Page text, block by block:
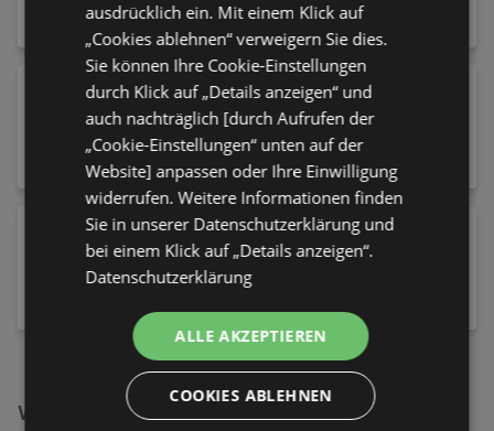
Hängeleuchte Manderline 45/150 cm
99,90 €
Gewürzmühle 6,2/15 cm
29,99 €
Weiterführende Links
ausdrücklich ein. Mit einem Klick auf
„Cookies ablehnen“ verweigern Sie dies.
Sie können Ihre Cookie-Einstellungen
durch Klick auf „Details anzeigen“ und
auch nachträglich [durch Aufrufen der
„Cookie-Einstellungen“ unten auf der
Website] anpassen oder Ihre Einwilligung
widerrufen. Weitere Informationen finden
Sie in unserer Datenschutzerklärung und
bei einem Klick auf „Details anzeigen“.
Datenschutzerklärung
ALLE AKZEPTIEREN
COOKIES ABLEHNEN